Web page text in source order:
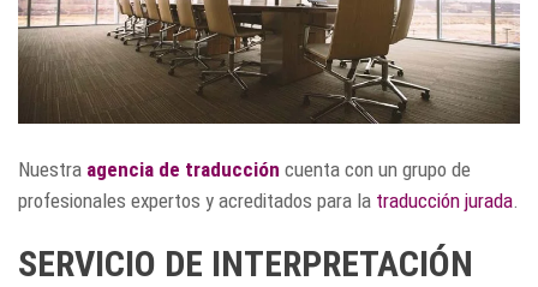
Nuestra agencia de traducción cuenta con un grupo de
profesionales expertos y acreditados para la traducción jurada.
SERVICIO DE INTERPRETACIÓN